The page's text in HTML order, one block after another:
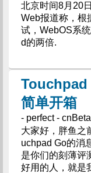
北京时间8月20
Web报道称，根
试，WebOS系
d的两倍.
Touchpad
简单开箱
- perfect -
大家好，胖鱼之
uchpad Go的消
是你们的刻薄评
好用的人，就